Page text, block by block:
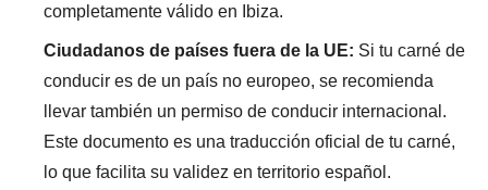
completamente válido en Ibiza.
Ciudadanos de países fuera de la UE: Si tu carné de
conducir es de un país no europeo, se recomienda
llevar también un permiso de conducir internacional.
Este documento es una traducción oficial de tu carné,
lo que facilita su validez en territorio español.